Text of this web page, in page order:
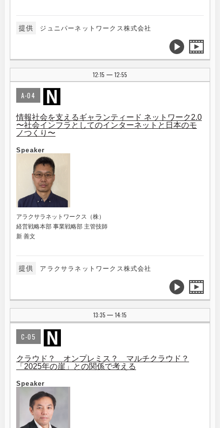
提供 ジュニパーネットワークス株式会社
12:15 | 12:55
A-04
情報社会を支えるギャランティード ネットワーク2.0
〜社会インフラとしてのインターネットと日本のモ
ノつくり〜
Speaker
アラクサラネットワークス（株）
経営戦略本部 事業戦略部 主管技師
新 善文
提供 アラクサラネットワークス株式会社
13:35 | 14:15
C-05
クラウド？ オンプレミス？ マルチクラウド？
「2025年の崖」との関係で考える
Speaker